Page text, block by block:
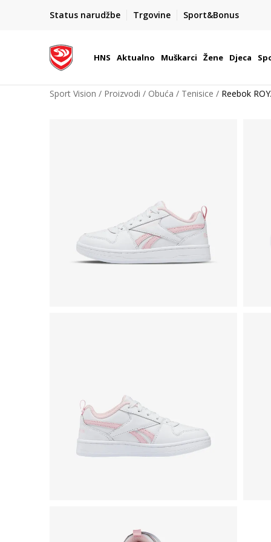
Status narudžbe Trgovine Sport&Bonus
BOX NOW
Dostava 1,50 €
| Više od 800 paketomata u
HNS Aktualno Muškarci Žene Djeca
Sport Vision Proizvodi Obuća Tenisice Reebok